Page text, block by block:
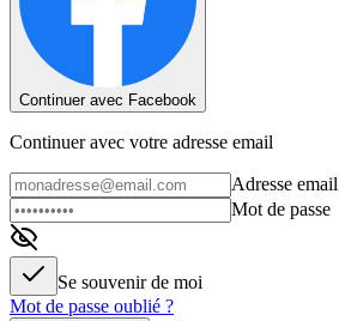
Continuer avec Facebook
Continuer avec votre adresse email
Adresse email
Mot de passe
Se souvenir de moi
Mot de passe oublié ?